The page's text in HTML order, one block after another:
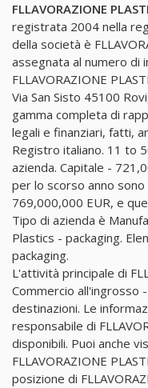
FLLAVORAZIONE
registrata 2004 nella
della società è
assegnata al numero di
FLLAVORAZIONE
Via San Sisto 45100
gamma completa di
legali e finanziari, fatti,
Registro italiano. 11 to
azienda. Capitale -
per lo scorso anno
769,000,000 EUR, e
Tipo di azienda è
Plastics - packaging.
packaging.
L'attività principale di
Commercio all'ingrosso
destinazioni. Le
responsabile di
disponibili. Puoi anche
FLLAVORAZIONE
posizione di